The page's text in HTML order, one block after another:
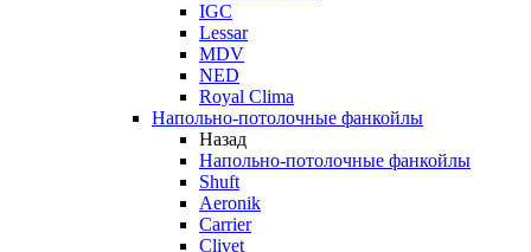
IGC
Lessar
MDV
NED
Royal Clima
Напольно-потолочные фанкойлы
Назад
Напольно-потолочные фанкойлы
Shuft
Aeronik
Carrier
Clivet